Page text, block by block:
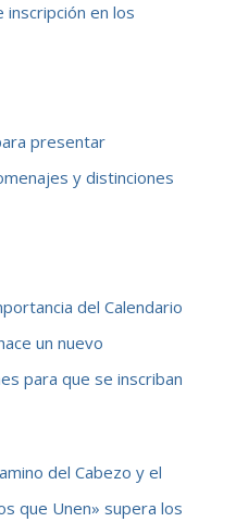
inscripción en los
presentar
y distinciones
del Calendario
un nuevo
para que se inscriban
del Cabezo y el
que Unen» supera los